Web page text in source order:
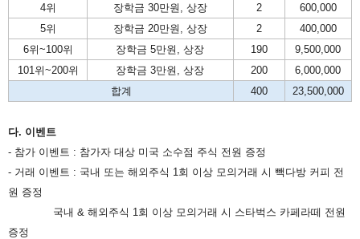
4위 장학금 30만원 , 상장 2
600,000
5위 장학금 20만원 , 상장 2
400,000
6위~100위 장학금5만원 ,상장 190
9,500,000
101위~200위 장학금3만원 ,상장 200
6,000,000
합계
400 23,500,000
다. 이벤트
- 참가 이벤트 : 참가자 대상 미국 소수점 주식 전원 증정
- 거래 이벤트 : 국내 또는 해외주식 1회 이상 모의거래 시 빽다방 커피 전
원 증정
국내 & 해외주식 1회 이상 모의거래 시 스타벅스 카페라떼 전원
증정